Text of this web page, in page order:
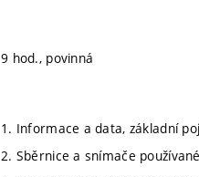
9 hod., povinná
1. Informace a data, základní
2. Sběrnice a snímače